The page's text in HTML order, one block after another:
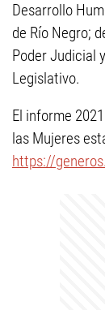
Desarrollo
de Río Negro;
Poder Judicial
Legislativo.
El informe
las Mujeres
https://